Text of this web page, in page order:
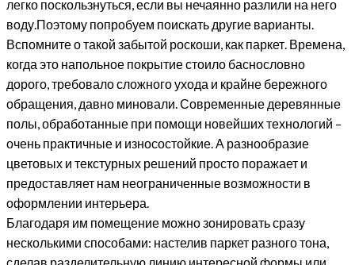
легко поскользнуться, если вы нечаянно разлили на него
воду.Поэтому попробуем поискать другие варианты.
Вспомните о такой забытой роскоши, как паркет. Времена,
когда это напольное покрытие стоило баснословно
дорого, требовало сложного ухода и крайне бережного
обращения, давно миновали. Современные деревянные
полы, обработанные при помощи новейших технологий –
очень практичные и износостойкие. А разнообразие
цветовых и текстурных решений просто поражает и
предоставляет нам неограниченные возможности в
оформлении интерьера.
Благодаря им помещение можно зонировать сразу
несколькими способами: настелив паркет разного тона,